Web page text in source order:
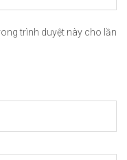
trình duyệt này cho lần